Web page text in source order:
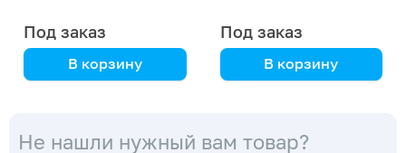
Под заказ
В корзину
Под заказ
В корзину
Не нашли нужный вам товар?